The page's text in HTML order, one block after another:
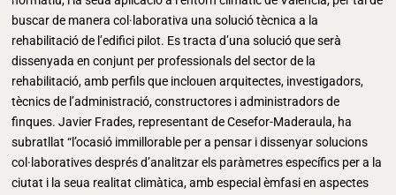
buscar de manera col·laborativa una solució tècnica a la
rehabilitació de l’edifici pilot. Es tracta d’una solució que serà
dissenyada en conjunt per professionals del sector de la
rehabilitació, amb perfils que inclouen arquitectes, investigadors,
tècnics de l’administració, constructores i administradors de
finques. Javier Frades, representant de Cesefor-Maderaula, ha
subratllat “l’ocasió immillorable per a pensar i dissenyar solucions
col·laboratives després d’analitzar els paràmetres específics per a la
ciutat i la seua realitat climàtica, amb especial èmfasi en aspectes